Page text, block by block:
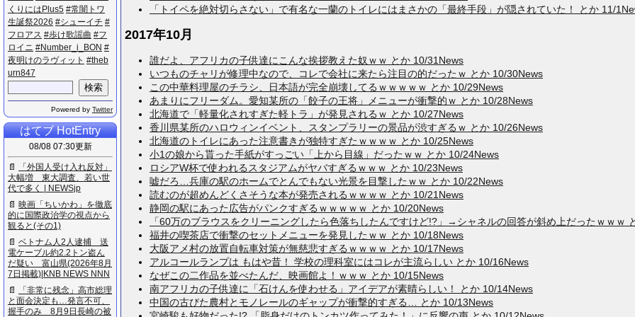
「トイペを絶対切らさない」で有名な一蘭のトイレにはまさかの「最終手段」が隠されていた！ とか 11/
2017年10月
誰だよ、アフリカの子供達にこんな挨拶教えた奴ｗｗ とか 10/31News
いつものチャリが修理中なので、コレで会社に来たら注目の的だったｗ とか 10/30News
この中華料理屋のチラシ、日本語が完全崩壊してるｗｗｗｗｗ とか 10/29News
あまりにフリーダム。愛知某所の「餃子の王将」メニューが衝撃的ｗ とか 10/28News
北海道で「軽量化されすぎた軽トラ」が発見されるｗ とか 10/27News
香川県某所のハロウィンイベント、スタンプラリーの景品が渋すぎるｗ とか 10/26News
北海道のトイレにあった注意書きが独特すぎたｗｗｗｗ とか 10/25News
小1の娘から貰った手紙がすっごい「上から目線」だったｗｗ とか 10/24News
ロシアW杯で使われるスタジアムがヤバすぎるｗｗｗ とか 10/23News
嘘だろ…兵庫の駅のホームでとんでもない光景を目撃したｗｗ とか 10/22News
読むのが超めんどくさそうな本が発売されるｗｗｗｗ とか 10/21News
静岡の駅にあった広告がパンクすぎるｗｗｗｗｗ とか 10/20News
「60万のブラウスをクリーニングしたら色落ちしたんですけど!?」→シャネルの回答が斜め上だったｗｗｗ
福井の喫茶店で衝撃のセットメニューを発見したｗｗ とか 10/18News
大阪アメ村の放置自転車対策が無慈悲すぎるｗｗｗｗ とか 10/17News
アルコールランプは もはや昔！ 学校の理科室にはコレが主流らしい とか 10/16News
なぜこの二作品を並べたんだ、映画館よ！ｗｗｗ とか 10/15News
南アフリカの子供達に「石けんを使わせる」アイデアが素晴らしい！ とか 10/14News
中国の古びた農村とモノレールのギャップが衝撃的すぎる… とか 10/13News
く​り​に​は​P​l​u​s​5 #​常​闇​ト​ワ​
生​誕​祭​2​0​2​6 #​シ​ュ​ー​イ​チ #​
フ​ロ​ア​ス #​歩​け​歌​謡​曲 #​フ​
ロ​イ​ニ #​N​u​m​b​e​r​_​i​_​B​O​N #​
夜​明​け​の​ラ​ヴ​ィ​ッ​ト #​t​h​e​b​
u​r​n​8​4​7
Powered by Twitter
はてブ HotEntry
08/08 07:30更新
📄
「​外​国​人​受​け​入​れ​反​対​」​
大​幅​増​ ​東​大​調​査​、​若​い​世​
代​で​多​く​ ​|​ ​N​E​W​S​j​p
📄 映​画​「​ち​い​か​わ​」​を​徹​底​
的​に​国​際​政​治​学​の​視​点​か​ら​
観​る​と​(​そ​の​1​)
📄 ベ​ト​ナ​ム​人​2​人​逮​捕​ ​送​
電​ケ​ー​ブ​ル​約​2​.​2​ト​ン​盗​ん​
だ​疑​い​ ​富​山​県​(​2​0​2​6​年​8​月​
7​日​掲​載​)​|​K​N​B​ ​N​E​W​S​ ​N​N​N
📄
「​非​常​に​残​念​」​高​市​総​理​
と​面​会​決​定​も​…​発​言​不​可​、​
握​手​の​み​ ​8​月​9​日​長​崎​の​被​